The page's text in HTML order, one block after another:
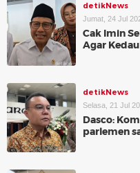
detikNews
Jumat, 24 Jul
Cak Imin
Agar
detikNews
Selasa, 21 Jul
Dasco:
parlemen